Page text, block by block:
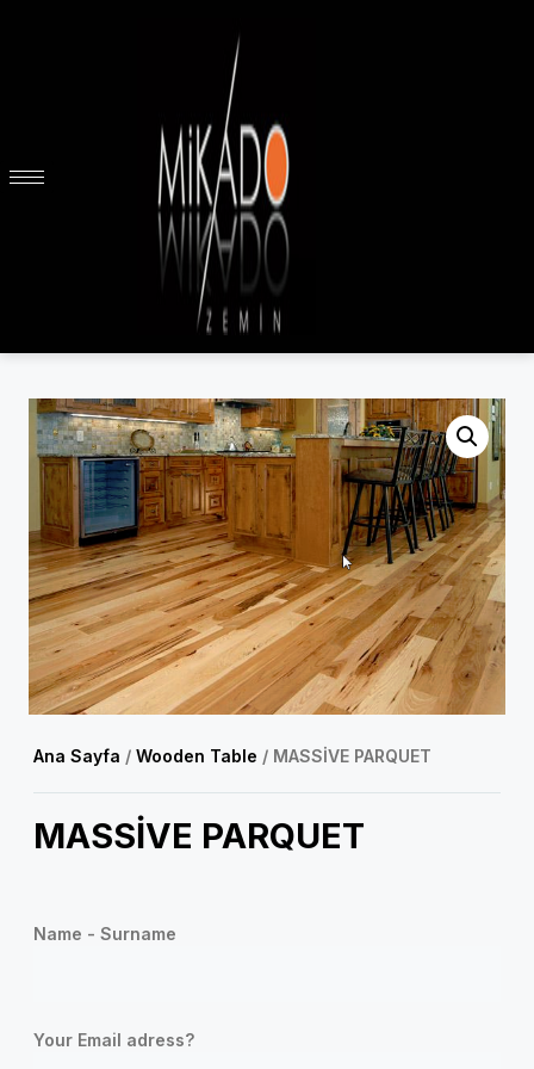
Ana Sayfa / Wooden Table / MASSİVE PARQUET
MASSİVE PARQUET
Name - Surname
Your Email adress?